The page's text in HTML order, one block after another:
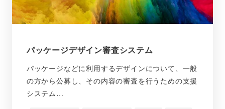
パッケージデザイン審査システム
パッケージなどに利用するデザインについて、一般
の方から公募し、その内容の審査を行うための支援
システム…